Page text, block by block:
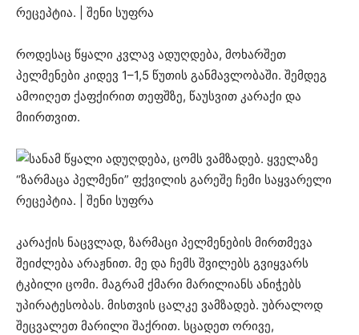
როდესაც წყალი კვლავ ადუღდება, მოხარშეთ
პელმენები კიდევ 1–1,5 წუთის განმავლობაში. შემდეგ
ამოიღეთ ქაფქირით თეფშზე, წაუსვით კარაქი და
მიირთვით.
კარაქის ნაცვლად, ზარმაცი პელმენების მირთმევა
შეიძლება არაჟნით. მე და ჩემს შვილებს გვიყვარს
ტკბილი ცომი. მაგრამ ქმარი მარილიანს ანიჭებს
უპირატესობას. მისთვის ცალკე ვამზადებ. უბრალოდ
შეცვალეთ მარილი შაქრით. სცადეთ ორივე,